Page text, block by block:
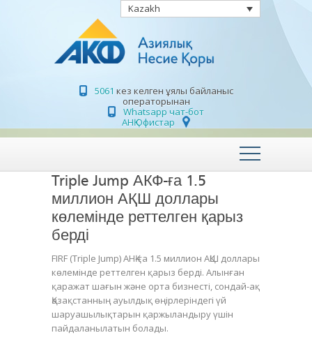
Kazakh
5061 кез келген ұялы байланыс
операторынан
Whatsapp чат-бот
АНҚ Офистар
Triple Jump АКФ-ға 1.5
миллион АҚШ доллары
көлемінде реттелген қарыз
берді
FIRF (Triple Jump) АНҚ-ға 1.5 миллион АҚШ доллары
көлемінде реттелген қарыз берді. Алынған
қаражат шағын және орта бизнесті, сондай-ақ
Қазақстанның ауылдық өңірлеріндегі үй
шаруашылықтарын қаржыландыру үшін
пайдаланылатын болады.